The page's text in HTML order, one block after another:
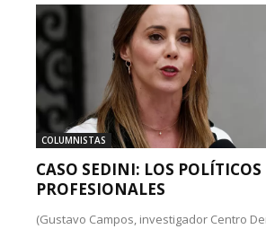
COLUMNISTAS
CASO SEDINI: LOS POLÍTICOS
PROFESIONALES
(Gustavo Campos, investigador Centro